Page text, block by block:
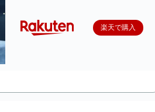
楽天で購入